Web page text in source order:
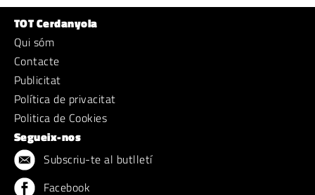
TOT Cerdanyola
Qui sóm
Contacte
Publicitat
Política de privacitat
Politica de Cookies
Segueix-nos
Subscriu-te al butlletí
Facebook